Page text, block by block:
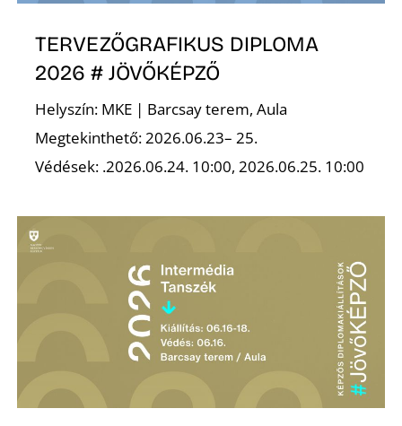
TERVEZŐGRAFIKUS DIPLOMA
2026 # JÖVŐKÉPZŐ
Helyszín: MKE | Barcsay terem, Aula
Megtekinthető: 2026.06.23– 25.
Védések: .2026.06.24. 10:00, 2026.06.25. 10:00